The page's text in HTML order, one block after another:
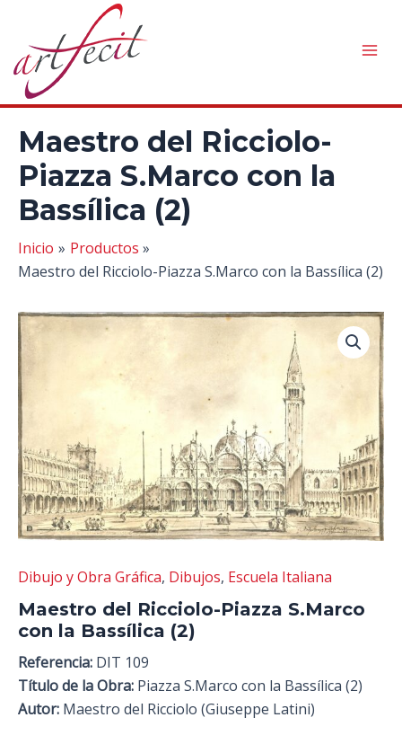
contenido
Maestro del Ricciolo-
Piazza S.Marco con la
Bassílica (2)
Inicio
Productos
Maestro del Ricciolo-Piazza S.Marco con la Bassílica (2)
Dibujo y Obra Gráfica, Dibujos, Escuela Italiana
Maestro del Ricciolo-Piazza S.Marco
con la Bassílica (2)
Referencia: DIT 109
Título de la Obra: Piazza S.Marco con la Bassílica (2)
Autor: Maestro del Ricciolo (Giuseppe Latini)